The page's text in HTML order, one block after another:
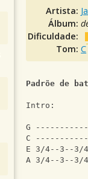
Artista:
Álbum:
Dificuldade:
Tom:C
Padrõe de
Intro:
G
C
E 3/4--3--
A 3/4--3--